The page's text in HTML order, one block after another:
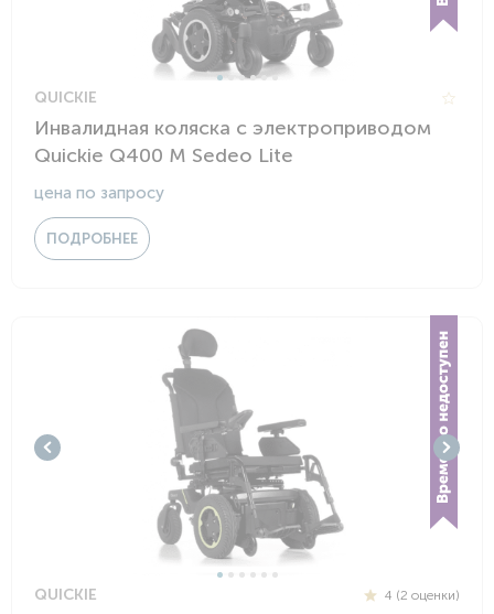
QUICKIE
Инвалидная коляска с электроприводом
Quickie Q400 M Sedeo Lite
цена по запросу
ПОДРОБНЕЕ
QUICKIE 4 (2 оценки)